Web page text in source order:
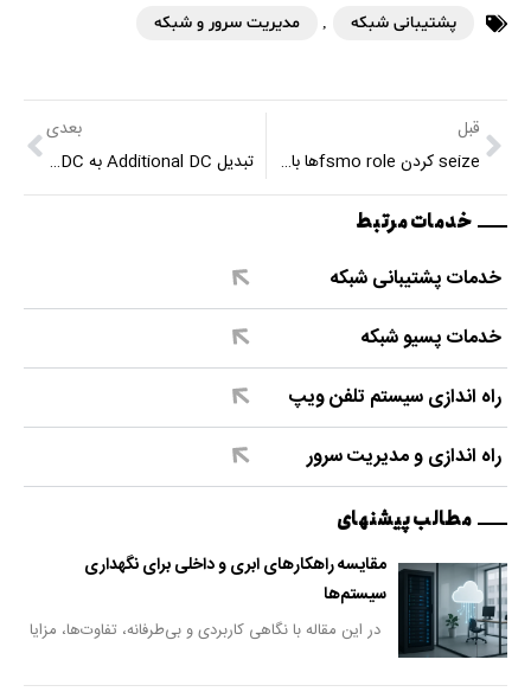
پشتیبانی شبکه , مدیریت سرور و شبکه
قبل
seize کردن fsmo roleها با command
بعدی
تبدیل Additional DC به Primary DC در یک شبکه
خدمات مرتبط
خدمات پشتیبانی شبکه
خدمات پسیو شبکه
راه اندازی سیستم تلفن ویپ
راه اندازی و مدیریت سرور
مطالب پیشنهای
مقایسه راهکارهای ابری و داخلی برای نگهداری
سیستم‌ها
در این مقاله با نگاهی کاربردی و بی‌طرفانه، تفاوت‌ها، مزایا